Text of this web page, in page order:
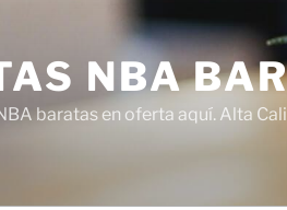
NBA
baratas en oferta aquí. Alta